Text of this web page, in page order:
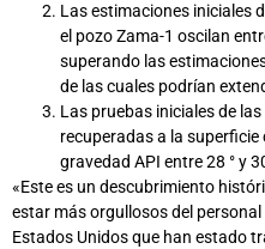
Las estimaciones iniciales
el pozo Zama-1 oscilan
superando las
de las cuales podrían
Las pruebas iniciales de
recuperadas a la
gravedad API entre 28 ° y
«Este es un descubrimiento
estar más orgullosos del
Estados Unidos que han estado